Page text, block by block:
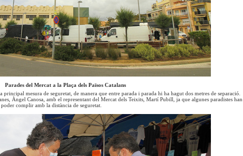
Parades del Mercat a la Plaça dels Països Catalans
principal mesura de seguretat, de manera que entre parada i parada hi ha hagut dos metres de separació.
Àngel Canosa, amb el representant del Mercat dels Teixits, Martí Pubill, ja que algunes paradistes han
complir amb la distància de seguretat.